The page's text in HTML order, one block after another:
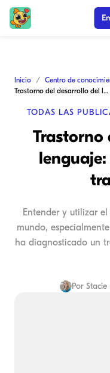
Inicio Centro de
Trastorno del desarrollo del lenguaje: causas, signos y tratamiento
TODAS LAS
Trastorno
Entender y utilizar
mundo,
ha diagnosticado un
Por